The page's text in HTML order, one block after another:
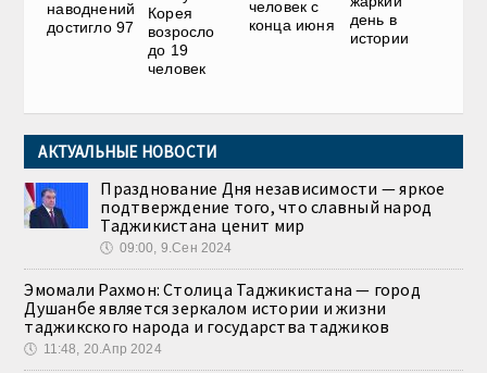
наводнений
достигло 97
Корея
возросло
до 19
человек
человек с
конца июня
день в
истории
АКТУАЛЬНЫЕ НОВОСТИ
Празднование Дня независимости — яркое
подтверждение того, что славный народ
Таджикистана ценит мир
🕔 09:00, 9.Сен 2024
Эмомали Рахмон: Столица Таджикистана — город
Душанбе является зеркалом истории и жизни
таджикского народа и государства таджиков
🕔 11:48, 20.Апр 2024